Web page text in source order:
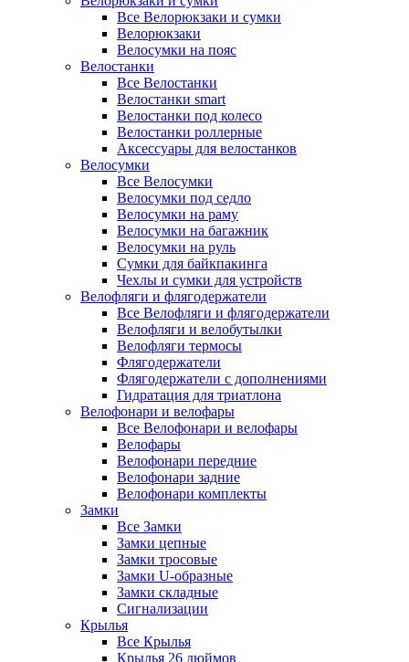
Все Велорюкзаки и сумки
Велорюкзаки
Велосумки на пояс
Велостанки
Все Велостанки
Велостанки smart
Велостанки под колесо
Велостанки роллерные
Аксессуары для велостанков
Велосумки
Все Велосумки
Велосумки под седло
Велосумки на раму
Велосумки на багажник
Велосумки на руль
Сумки для байкпакинга
Чехлы и сумки для устройств
Велофляги и флягодержатели
Все Велофляги и флягодержатели
Велофляги и велобутылки
Велофляги термосы
Флягодержатели
Флягодержатели с дополнениями
Гидратация для триатлона
Велофонари и велофары
Все Велофонари и велофары
Велофары
Велофонари передние
Велофонари задние
Велофонари комплекты
Замки
Все Замки
Замки цепные
Замки тросовые
Замки U-образные
Замки складные
Сигнализации
Крылья
Все Крылья
Крылья 26 дюймов